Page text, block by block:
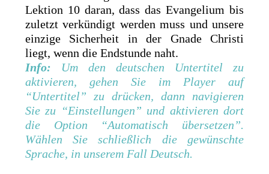
Lektion 10 daran, dass das Evangelium bis
zuletzt verkündigt werden muss und unsere
einzige Sicherheit in der Gnade Christi
liegt, wenn die Endstunde naht.
Info: Um den deutschen Untertitel zu
aktivieren, gehen Sie im Player auf
“Untertitel” zu drücken, dann navigieren
Sie zu “Einstellungen” und aktivieren dort
die Option “Automatisch übersetzen”.
Wählen Sie schließlich die gewünschte
Sprache, in unserem Fall Deutsch.